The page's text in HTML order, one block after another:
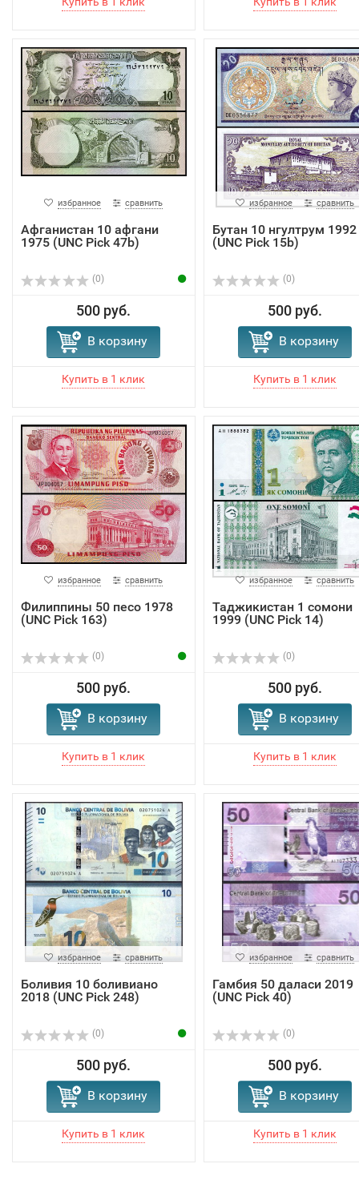
избранное сравнить
Афганистан 10 афгани
1975 (UNC Pick 47b)
(0)
500 руб.
В корзину
избранное сравнить
Бутан 10 нгултрум 1992
(UNC Pick 15b)
(0)
500 руб.
В корзину
избранное сравнить
Филиппины 50 песо 1978
(UNC Pick 163)
(0)
500 руб.
В корзину
избранное сравнить
Таджикистан 1 сомони
1999 (UNC Pick 14)
(0)
500 руб.
В корзину
избранное сравнить
Боливия 10 боливиано
2018 (UNC Pick 248)
(0)
500 руб.
В корзину
избранное сравнить
Гамбия 50 даласи 2019
(UNC Pick 40)
(0)
500 руб.
В корзину